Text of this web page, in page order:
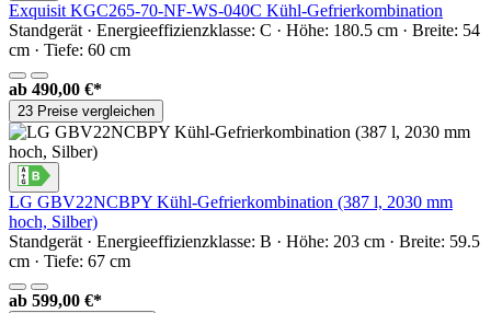
Exquisit KGC265-70-NF-WS-040C Kühl-Gefrierkombination
Standgerät · Energieeffizienzklasse: C · Höhe: 180.5 cm · Breite: 54
cm · Tiefe: 60 cm
ab 490,00 €*
23 Preise vergleichen
LG GBV22NCBPY Kühl-Gefrierkombination (387 l, 2030 mm
hoch, Silber)
Standgerät · Energieeffizienzklasse: B · Höhe: 203 cm · Breite: 59.5
cm · Tiefe: 67 cm
ab 599,00 €*